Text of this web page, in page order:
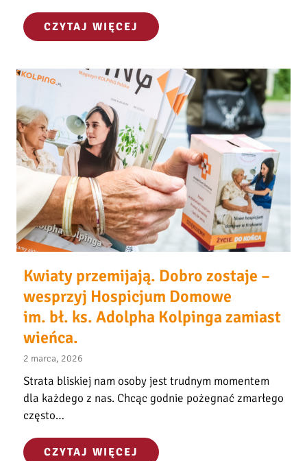
b
Z
d
r
o
w
i
a
CZYTAJ WIĘCEJ
L
E
L
U
J
A
!
Kwiaty przemijają. Dobro zostaje –
wesprzyj Hospicjum Domowe
im. bł. ks. Adolpha Kolpinga zamiast
wieńca.
2 marca, 2026
Strata bliskiej nam osoby jest trudnym momentem
dla każdego z nas. Chcąc godnie pożegnać zmarłego
często…
CZYTAJ WIĘCEJ